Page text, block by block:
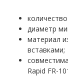
диаметр
материал
вставками;
Rapid FR-